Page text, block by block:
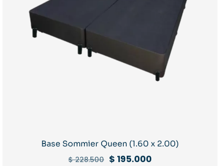
Base Sommier Queen (1.60 x 2.00)
$228.500 El
$ 195.000El